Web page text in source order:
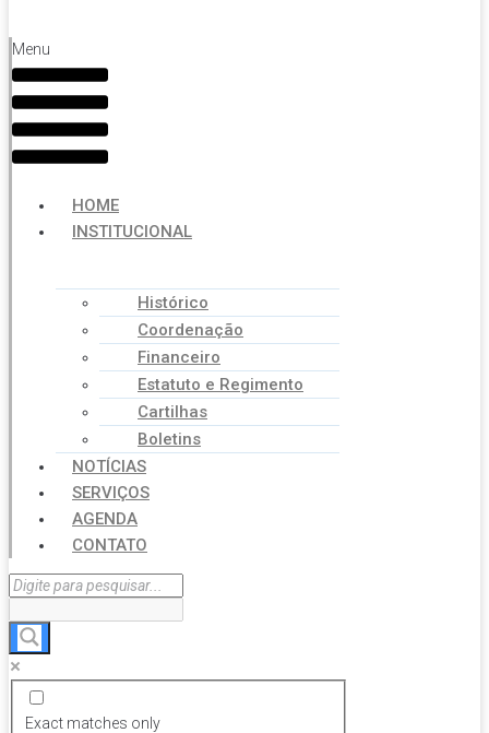
Menu
HOME
INSTITUCIONAL
Histórico
Coordenação
Financeiro
Estatuto e Regimento
Cartilhas
Boletins
NOTÍCIAS
SERVIÇOS
AGENDA
CONTATO
Exact matches only